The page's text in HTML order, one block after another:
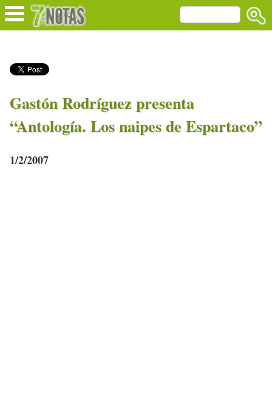
Gastón Rodríguez presenta
“Antología. Los naipes de Espartaco”
1/2/2007